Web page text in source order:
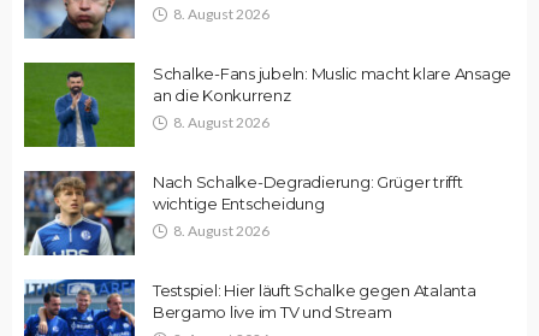
8. August 2026
Schalke-Fans jubeln: Muslic macht klare Ansage
an die Konkurrenz
8. August 2026
Nach Schalke-Degradierung: Grüger trifft
wichtige Entscheidung
8. August 2026
Testspiel: Hier läuft Schalke gegen Atalanta
Bergamo live im TV und Stream